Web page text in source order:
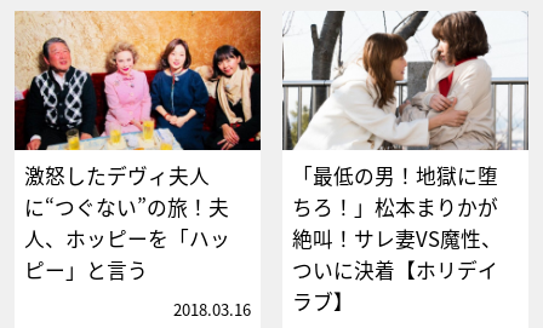
激怒したデヴィ夫人
に“つぐない”の旅！夫
人、ホッピーを「ハッ
ピー」と言う
2018.03.16
「最低の男！地獄に堕
ちろ！」松本まりかが
絶叫！サレ妻VS魔性、
ついに決着【ホリデイ
ラブ】